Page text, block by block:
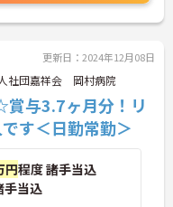
更新日：2024年12月08日
社団嘉祥会 岡村病院
賞与3.7ヶ月分！リ
す＜日勤常勤＞
円程度 諸手当込
手当込